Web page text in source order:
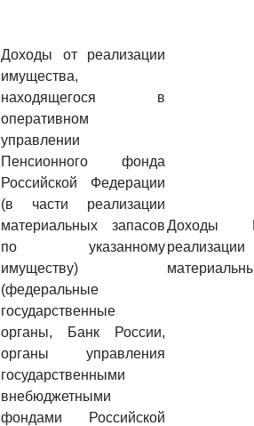
Доходы от реализации
имущества,
находящегося в
оперативном
управлении
Пенсионного фонда
Российской Федерации
(в части реализации
материальных запасов
по указанному
имуществу)
(федеральные
государственные
органы, Банк России,
органы управления
государственными
внебюджетными
фондами Российской
Доходы
реализации